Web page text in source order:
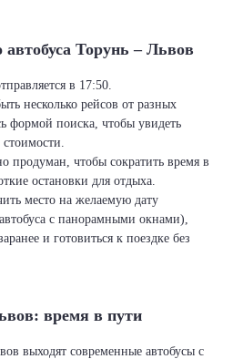
автобуса Торунь – Львов
в 17:50.
несколько рейсов от разных
формой поиска, чтобы увидеть
продуман, чтобы сократить время в
остановки для отдыха.
место на желаемую дату
с панорамными окнами),
и готовиться к поездке без
время в пути
выходят современные автобусы с